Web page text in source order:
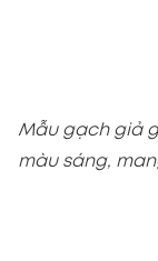
Mẫu gạch giả
màu sáng,